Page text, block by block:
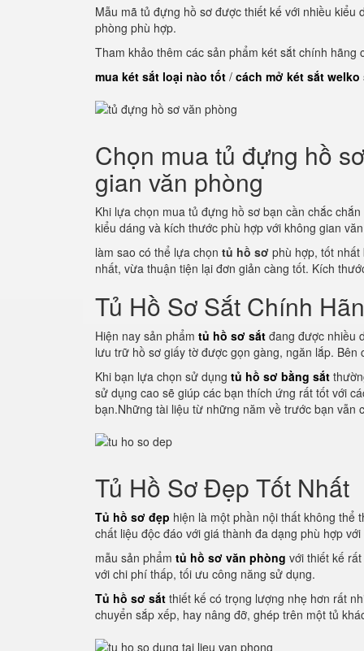
Mẫu mã tủ đựng hồ sơ được thiết kế với nhiều
phòng phù hợp.
Tham khảo thêm các sản phẩm két sắt chính
mua két sắt loại nào tốt / cách mở két sắt
Chọn mua tủ đựng hồ
gian văn phòng
Khi lựa chọn mua tủ đựng hồ sơ bạn cần chắc
kiểu dáng và kích thước phù hợp với không gian
làm sao có thể lựa chọn tủ hồ sơ phù hợp, tốt
nhất, vừa thuận tiện lại đơn giản càng tốt. Kích
Tủ Hồ Sơ Sắt Chính
Hiện nay sản phẩm tủ hồ sơ sắt đang được nhiều
lưu trữ hồ sơ giấy tờ được gọn gàng, ngăn lắp.
Khi bạn lựa chọn sử dụng tủ hồ sơ bằng sắt
sử dụng cao sẽ giúp các bạn thích ứng rất tốt với
bạn.Những tài liệu từ những năm về trước bạn vẫn
Tủ Hồ Sơ Đẹp Tốt Nhất
Tủ hồ sơ đẹp hiện là một phần nội thất không thể
chất liệu độc đáo với giá thành đa dạng phù hợp
mẫu sản phẩm tủ hồ sơ văn phòng với thiết kế
với chi phí thấp, tối ưu công năng sử dụng.
Tủ hồ sơ sắt thiết kế có trọng lượng nhẹ hơn rất
chuyển sắp xếp, hay nâng đỡ, ghép trên một tủ